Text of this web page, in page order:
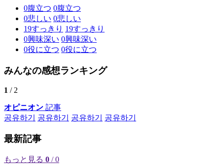
0腹立つ 0腹立つ
0悲しい 0悲しい
19すっきり 19すっきり
0興味深い 0興味深い
0役に立つ 0役に立つ
みんなの感想ランキング
1 / 2
オピニオン 記事
공유하기
공유하기 공유하기 공유하기
最新記事
もっと見る 0 / 0